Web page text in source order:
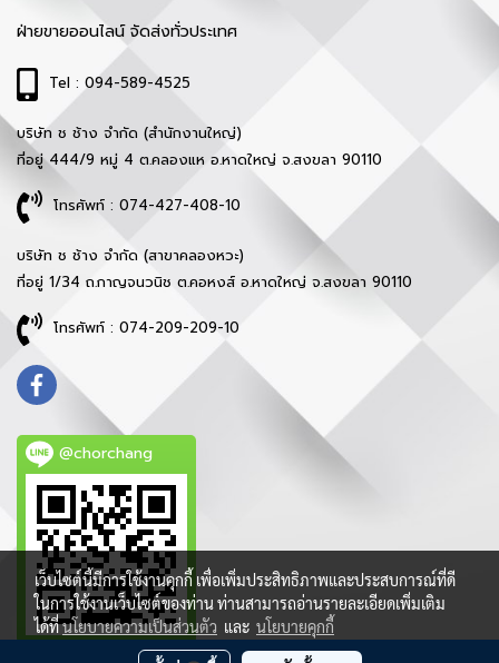
ฝ่ายขายออนไลน์ จัดส่งทั่วประเทศ
Tel : 094-589-4525
บริษัท ช ช้าง จำกัด (สำนักงานใหญ่)
ที่อยู่ 444/9 หมู่ 4 ต.คลองแห อ.หาดใหญ่ จ.สงขลา 90110
โทรศัพท์ : 074-427-408-10
บริษัท ช ช้าง จำกัด (สาขาคลองหวะ)
ที่อยู่ 1/34 ถ.กาญจนวนิช ต.คอหงส์ อ.หาดใหญ่ จ.สงขลา 90110
โทรศัพท์ : 074-209-209-10
@chorchang
เว็บไซต์นี้มีการใช้งานคุกกี้ เพื่อเพิ่มประสิทธิภาพและประสบการณ์ที่ดี
ในการใช้งานเว็บไซต์ของท่าน ท่านสามารถอ่านรายละเอียดเพิ่มเติม
ได้ที่นโยบายความเป็นส่วนตัว และ นโยบายคุกกี้